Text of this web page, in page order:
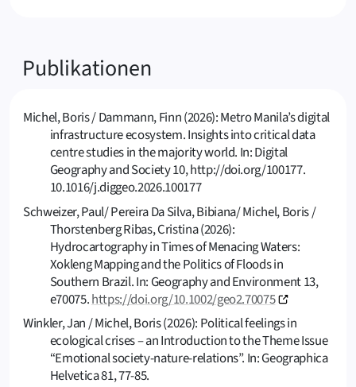
Publikationen
Michel, Boris / Dammann, Finn (2026): Metro Manila’s digital
infrastructure ecosystem. Insights into critical data
centre studies in the majority world. In: Digital
Geography and Society 10, http://doi.org/100177.
10.1016/j.diggeo.2026.100177
Schweizer, Paul/ Pereira Da Silva, Bibiana/ Michel, Boris /
Thorstenberg Ribas, Cristina (2026):
Hydrocartography in Times of Menacing Waters:
Xokleng Mapping and the Politics of Floods in
Southern Brazil. In: Geography and Environment 13,
e70075.https://doi.org/10.1002/geo2.70075
Winkler, Jan / Michel, Boris (2026): Political feelings in
ecological crises – an Introduction to the Theme Issue
“Emotional society-nature-relations”. In: Geographica
Helvetica 81, 77-85.